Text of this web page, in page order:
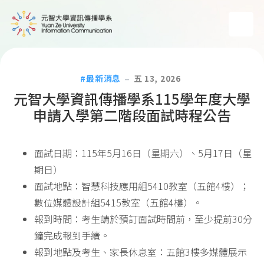
最新消息 五 13, 2026
元智大學資訊傳播學系115學年度大學
申請入學第二階段面試時程公告
面試日期：115年5月16日（星期六）、5月17日（星
期日）
面試地點：智慧科技應用組5410教室（五館4樓）；
數位媒體設計組5415教室（五館4樓）。
報到時間：考生請於預訂面試時間前，至少提前30分
鐘完成報到手續。
報到地點及考生、家長休息室：五館3樓多媒體展示